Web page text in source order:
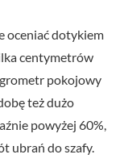
oceniać dotykiem
centymetrów
pokojowy
też dużo
powyżej 60%,
ubrań do szafy.